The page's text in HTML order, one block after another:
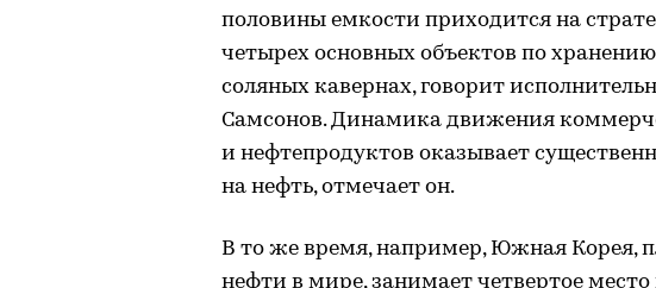
половины емкости приходится на
четырех основных объектов по хранению
соляных кавернах, говорит
Самсонов. Динамика движения
и нефтепродуктов оказывает
на нефть, отмечает он.
В то же время, например, Южная Корея,
нефти в мире, занимает четвертое